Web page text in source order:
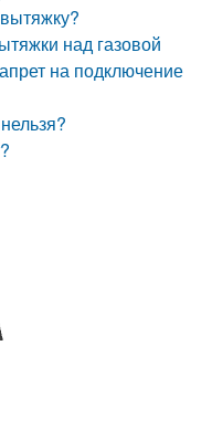
над газовой
на подключение